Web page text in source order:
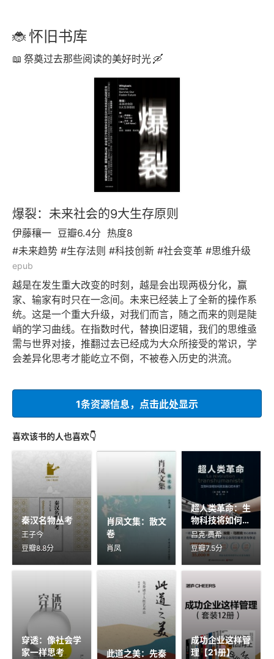
怀旧书库
祭奠过去那些阅读的美好时光
爆裂：未来社会的9大生存原则
伊藤穰一 豆瓣6.4分 热度8
#未来趋势 #生存法则 #科技创新 #社会变革 #思维升级
epub
越是在发生重大改变的时刻，越是会出现两极分化，赢
家、输家有时只在一念间。未来已经装上了全新的操作系
统。这是一个重大升级，对我们而言，随之而来的则是陡
峭的学习曲线。在指数时代，替换旧逻辑，我们的思维亟
需与世界对接，推翻过去已经成为大众所接受的常识，学
会差异化思考才能屹立不倒，不被卷入历史的洪流。
1条资源信息，点击此处显示
喜欢该书的人也喜欢👇
秦汉名物丛考
王子今
豆瓣8.8分
肖凤文集：散文
卷
肖凤
超人类革命：生
物科技将如何改
变我们的未来？
吕克·费希
豆瓣7.5分
穿透：像社会学
家一样思考
此道之美：先秦
成功企业这样管
理【21册】